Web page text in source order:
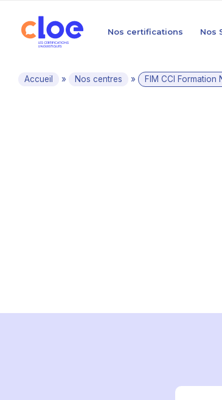
Nos certifications Nos
Accueil » Nos centres » FIM CCI Formation